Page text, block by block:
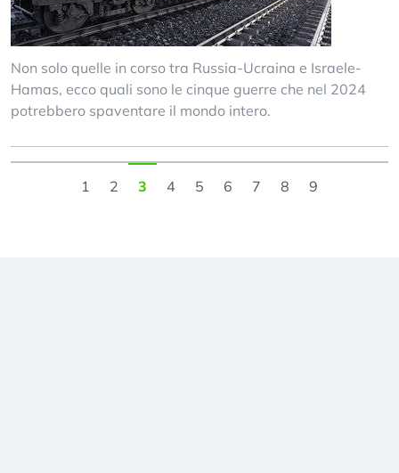
Non solo quelle in corso tra Russia-Ucraina e Israele-
Hamas, ecco quali sono le cinque guerre che nel 2024
potrebbero spaventare il mondo intero.
1 2 3 4 5 6 7 8 9